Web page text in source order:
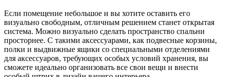
Если помещение небольшое и вы хотите оставить его
визуально свободным, отличным решением станет открытая
система. Можно визуально сделать пространство спальни
просторнее. С такими аксессуарами, как подвесные корзины,
полки и выдвижные ящики со специальными отделениями
для аксессуаров, требующих особых условий хранения, вы
сможете идеально организовать все свои вещи и внести